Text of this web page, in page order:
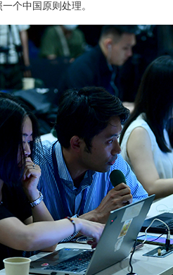
个中国原则处理。